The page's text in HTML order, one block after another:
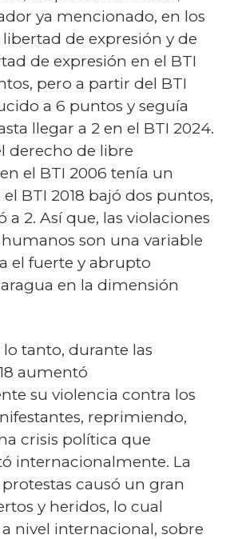
ya mencionado, en los
de expresión y de
de expresión en el BTI
pero a partir del BTI
a 6 puntos y seguía
llegar a 2 en el BTI 2024.
derecho de libre
el BTI 2006 tenía un
BTI 2018 bajó dos puntos,
a 2. Así que, las violaciones
son una variable
el fuerte y abrupto
en la dimensión
tanto, durante las
aumentó
su violencia contra los
reprimiendo,
crisis política que
internacionalmente. La
causó un gran
y heridos, lo cual
nivel internacional, sobre